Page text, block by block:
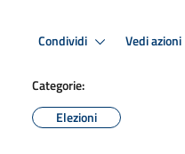
Condividi Vedi azioni
Categorie:
Elezioni